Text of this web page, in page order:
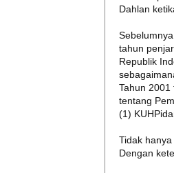
Dahlan
tahun
Republik
Tahun
tentang
(1)
Tidak
Dengan